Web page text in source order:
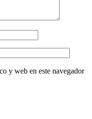
y web en este navegador